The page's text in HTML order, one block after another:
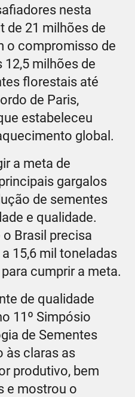
nesta
de 21 milhões de
o compromisso de
milhões de
florestais até
de Paris,
estabeleceu
global.
a meta de
gargalos
de sementes
e qualidade.
Brasil precisa
15,6 mil toneladas
cumprir a meta.
de qualidade
11º Simpósio
de Sementes
às claras as
produtivo, bem
e mostrou o